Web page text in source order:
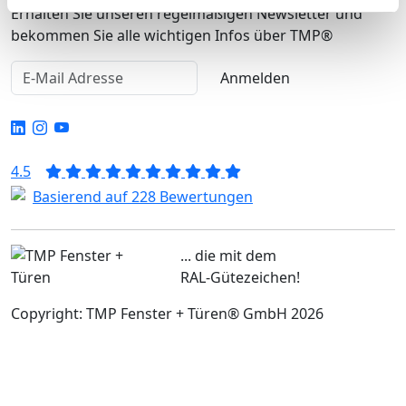
Erhalten Sie unseren regelmäßigen Newsletter und
bekommen Sie alle wichtigen Infos über TMP®
Anmelden
4.5
Basierend auf 228 Bewertungen
... die mit dem
RAL-Gütezeichen!
Copyright: TMP Fenster + Türen® GmbH 2026